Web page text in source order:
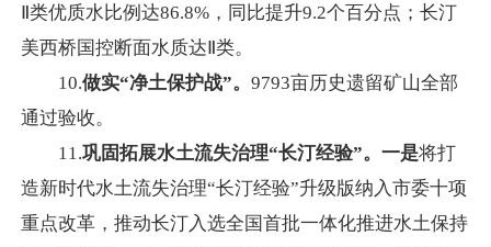
Ⅱ类优质水比例达86.8%，同比提升9.2个百分点；长汀
美西桥国控断面水质达Ⅱ类。
10.做实“净土保护战”。 9793亩历史遗留矿山全部
通过验收。
11.巩固拓展水土流失治理“长汀经验”。 一是将打
造新时代水土流失治理“长汀经验”升级版纳入市委十项
重点改革，推动长汀入选全国首批一体化推进水土保持